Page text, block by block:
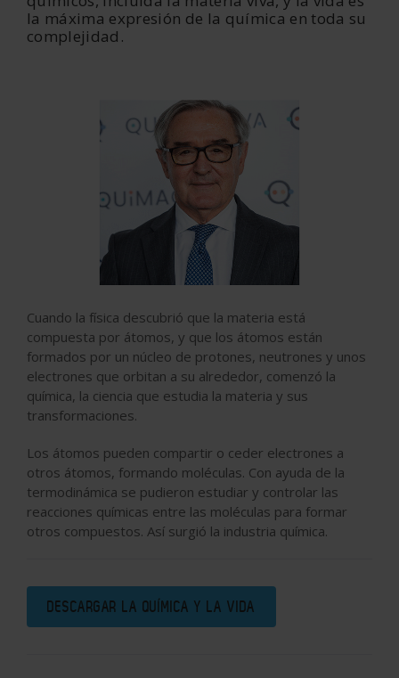
la máxima expresión de la química en toda su
complejidad.
Cuando la física descubrió que la materia está
compuesta por átomos, y que los átomos están
formados por un núcleo de protones, neutrones y unos
electrones que orbitan a su alrededor, comenzó la
química, la ciencia que estudia la materia y sus
transformaciones.
Los átomos pueden compartir o ceder electrones a
otros átomos, formando moléculas. Con ayuda de la
termodinámica se pudieron estudiar y controlar las
reacciones químicas entre las moléculas para formar
otros compuestos. Así surgió la industria química.
DESCARGAR LA QUÍMICA Y LA VIDA